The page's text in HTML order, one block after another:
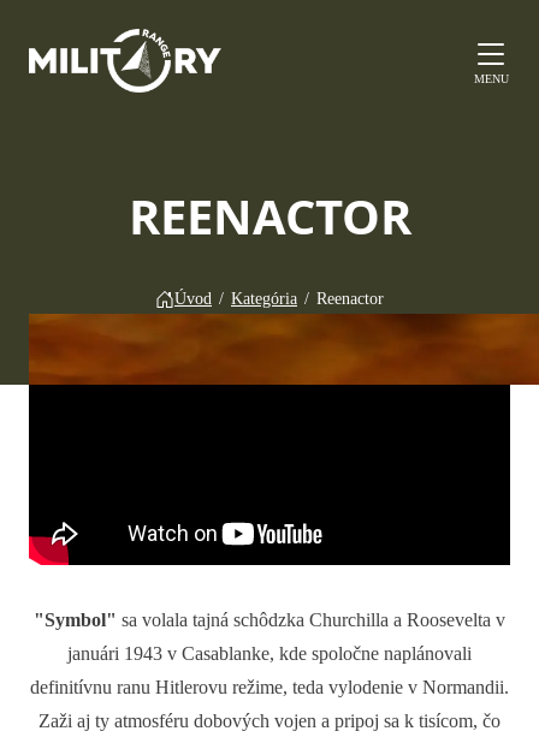
MENU
REENACTOR
Úvod / Kategória / Reenactor
"Symbol" sa volala tajná schôdzka Churchilla a Roosevelta v
januári 1943 v Casablanke, kde spoločne naplánovali
definitívnu ranu Hitlerovu režime, teda vylodenie v Normandii.
Zaži aj ty atmosféru dobových vojen a pripoj sa k tisícom, čo